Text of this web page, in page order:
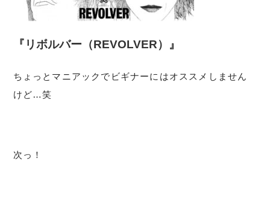
『リボルバー（REVOLVER）』
ちょっとマニアックでビギナーにはオススメしません
けど…笑
次っ！